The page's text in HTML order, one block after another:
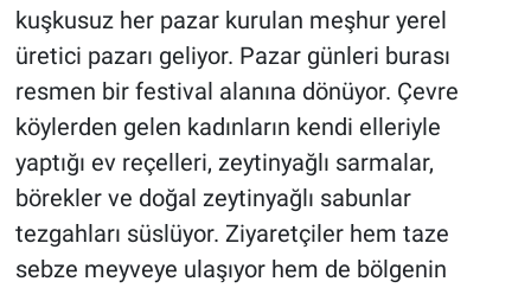
kuşkusuz her pazar kurulan meşhur yerel
üretici pazarı geliyor. Pazar günleri burası
resmen bir festival alanına dönüyor. Çevre
köylerden gelen kadınların kendi elleriyle
yaptığı ev reçelleri, zeytinyağlı sarmalar,
börekler ve doğal zeytinyağlı sabunlar
tezgahları süslüyor. Ziyaretçiler hem taze
sebze meyveye ulaşıyor hem de bölgenin